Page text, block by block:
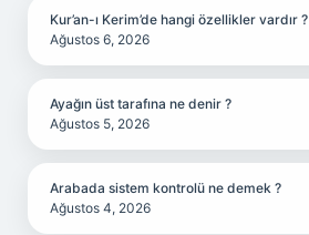
Kur’an-ı Kerim’de hangi özellikler vardır ?
Ağustos 6, 2026
Ayağın üst tarafına ne denir ?
Ağustos 5, 2026
Arabada sistem kontrolü ne demek ?
Ağustos 4, 2026